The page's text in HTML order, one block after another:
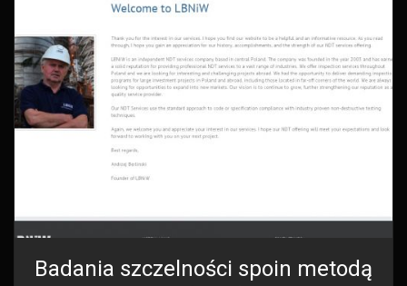
Badania szczelności spoin metodą